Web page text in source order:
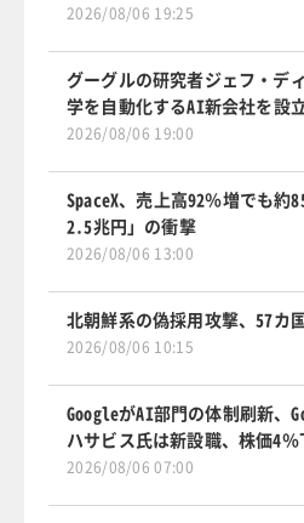
2026/08/06 19:25
グーグルの研究者ジェフ・デ
学を自動化するAI新会社を設
2026/08/06 19:00
SpaceX、売上高92％増でも約
2.5兆円」の衝撃
2026/08/06 13:00
北朝鮮系の偽採用攻撃、57カ
2026/08/06 10:15
GoogleがAI部門の体制刷新、
ハサビス氏は新設職、株価4％
2026/08/06 07:00